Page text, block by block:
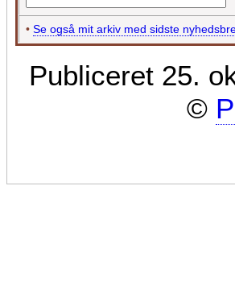
• Se også mit arkiv med sidste
Publiceret 25.
©